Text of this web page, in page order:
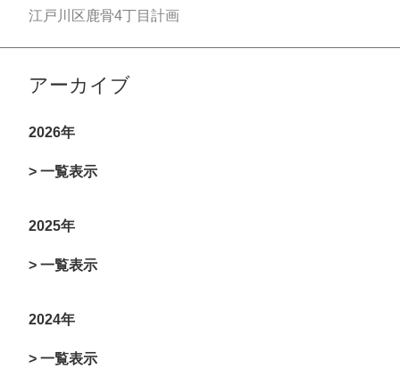
江戸川区鹿骨4丁目計画
アーカイブ
2026年
> 一覧表示
2025年
> 一覧表示
2024年
> 一覧表示